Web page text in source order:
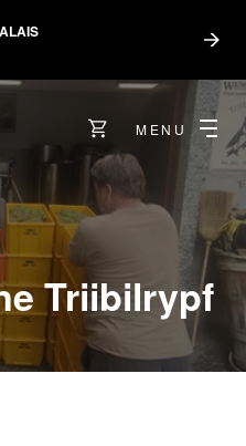
MENU
Triibilrypf